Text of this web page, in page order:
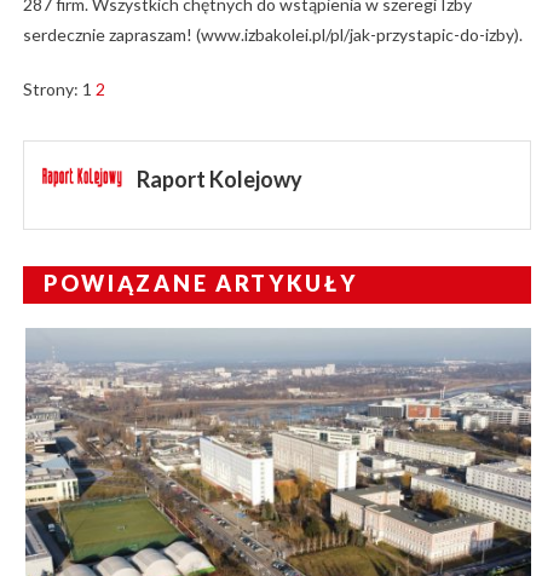
287 firm. Wszystkich chętnych do wstąpienia w szeregi Izby
serdecznie zapraszam! (www.izbakolei.pl/pl/jak-przystapic-do-izby).
Strony: 1 2
Raport Kolejowy
POWIĄZANE ARTYKUŁY